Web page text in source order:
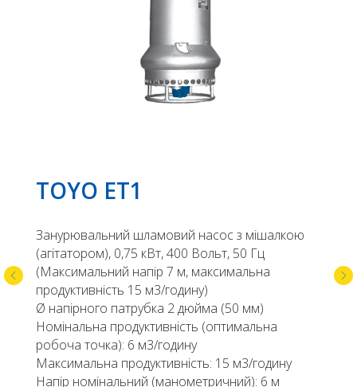
TOYO ET1
Занурювальний шламовий насос з мішалкою
(агітатором), 0,75 кВт, 400 Вольт, 50 Гц
(Максимальний напір 7 м, максимальна
продуктивність 15 м3/годину)
Ø напірного патрубка 2 дюйма (50 мм)
Номінальна продуктивність (оптимальна
робоча точка): 6 м3/годину
Максимальна продуктивність: 15 м3/годину
Напір номінальний (манометричний): 6 м